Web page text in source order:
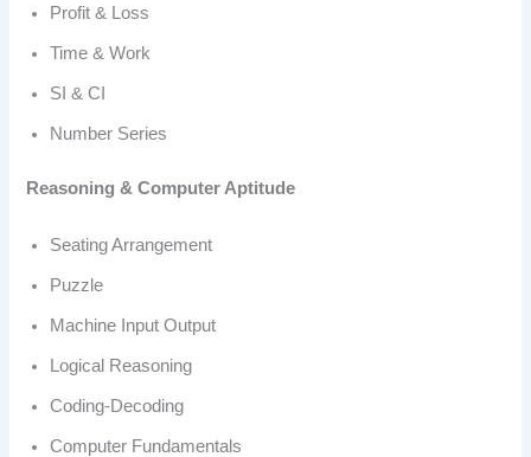
Profit & Loss
Time & Work
SI & CI
Number Series
Reasoning & Computer Aptitude
Seating Arrangement
Puzzle
Machine Input Output
Logical Reasoning
Coding-Decoding
Computer Fundamentals